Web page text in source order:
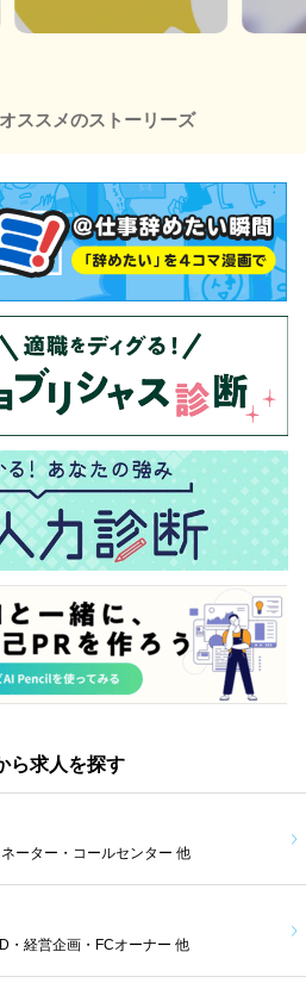
ススメのストーリーズ
ら求人を探す
ーター・コールセンター 他
・経営企画・FCオーナー 他